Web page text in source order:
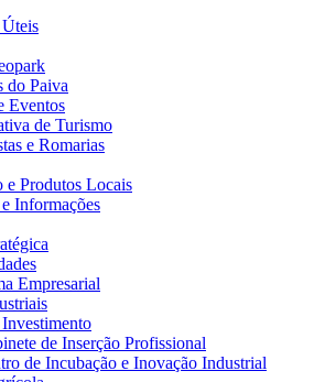
do Paiva
Eventos
de Turismo
e Romarias
e Produtos Locais
Informações
Empresarial
de Inserção Profissional
de Incubação e Inovação Industrial